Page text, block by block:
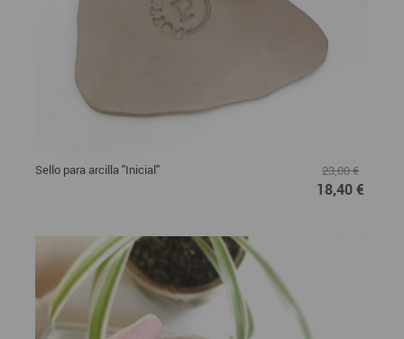
Sello para arcilla "Inicial" 23,00 €
18,40 €